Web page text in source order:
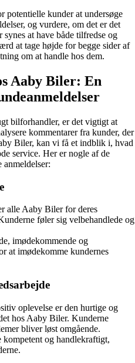
potentielle kunder at undersøge
og vurdere, om det er det
at have både tilfredse og
at tage højde for begge sider af
om at handle hos dem.
Aaby Biler: En
bilforhandler, er det vigtigt at
kommentarer fra kunder, der
Biler, kan vi få et indblik i, hvad
service. Her er nogle af de
anmeldelser:
alle Aaby Biler for deres
føler sig velbehandlede og
imødekommende og
at imødekomme kundernes
oplevelse er den hurtige og
hos Aaby Biler. Kunderne
bliver løst omgående.
og handlekraftigt,